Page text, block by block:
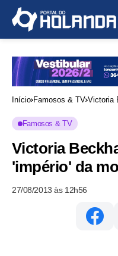
Início Famosos & TV Victoria
Famosos & TV
Victoria
'império' da
27/08/2013 às 12h56